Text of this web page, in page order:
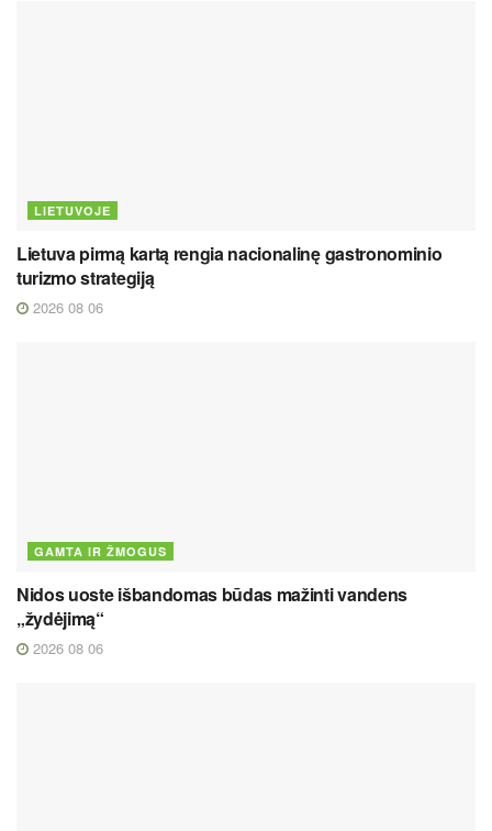
LIETUVOJE
Lietuva pirmą kartą rengia nacionalinę gastronominio
turizmo strategiją
2026 08 06
GAMTA IR ŽMOGUS
Nidos uoste išbandomas būdas mažinti vandens
„žydėjimą“
2026 08 06